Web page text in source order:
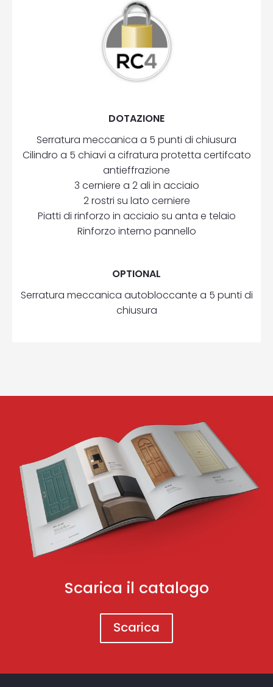
DOTAZIONE
Serratura meccanica a 5 punti di chiusura
Cilindro a 5 chiavi a cifratura protetta certifcato
antieffrazione
3 cerniere a 2 ali in acciaio
2 rostri su lato cerniere
Piatti di rinforzo in acciaio su anta e telaio
Rinforzo interno pannello
OPTIONAL
Serratura meccanica autobloccante a 5 punti di
chiusura
Scarica il catalogo
Scarica